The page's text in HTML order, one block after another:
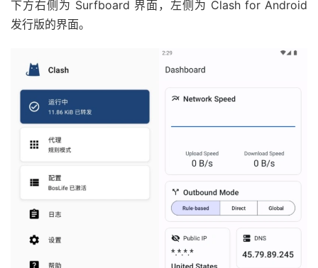
下方右侧为 Surfboard 界面，左侧为 Clash for Android
发行版的界面。